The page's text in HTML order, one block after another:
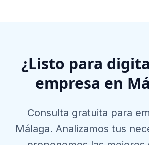
¿Listo para
empresa en
Consulta gratuita para
Málaga. Analizamos tus